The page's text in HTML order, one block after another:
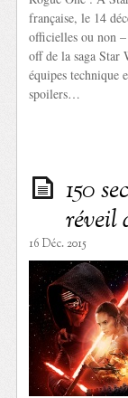
française, le 14
officielles ou non
off de la saga Star
équipes technique
spoilers…
150
réveil
16 Déc. 2015